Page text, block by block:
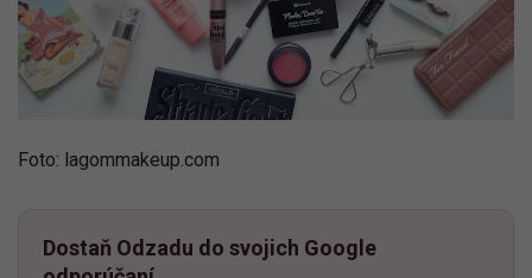
Foto: lagommakeup.com
Dostaň Odzadu do svojich Google